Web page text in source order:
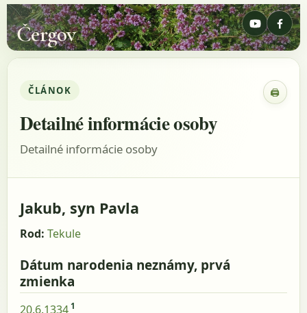
Čergov
ČLÁNOK 🖨
Detailné informácie osoby
Detailné informácie osoby
Jakub, syn Pavla
Rod: Tekule
Dátum narodenia neznámy, prvá
zmienka
20.6.1334 1